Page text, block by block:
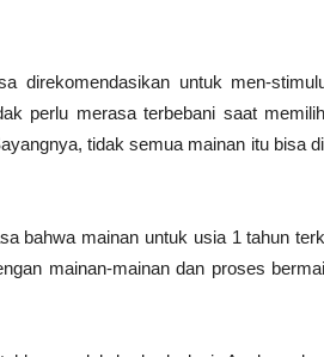
direkomendasikan untuk men-
perlu merasa terbebani saat
tidak semua mainan itu bisa
bahwa mainan untuk usia 1 tahun
mainan-mainan dan proses